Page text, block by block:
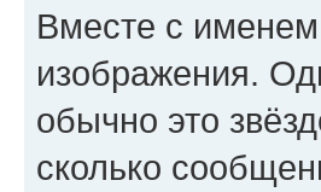
Вместе с именем
изображения.
обычно это
сколько